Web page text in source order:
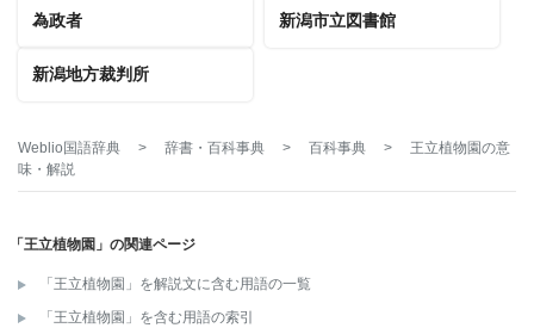
為政者 新潟市立図書館
新潟地方裁判所
Weblio国語辞典 > 辞書・百科事典 > 百科事典 > 王立植物園の意
味・解説
「王立植物園」の関連ページ
「王立植物園」を解説文に含む用語の一覧
「王立植物園」を含む用語の索引